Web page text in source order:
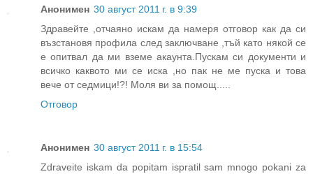
Анонимен 30 август 2011 г. в 9:39
Здравейте ,отчаяно искам да намеря отговор как да си
възстановя профила след заключване ,тъй като някой се
е опитвал да ми вземе акаунта.Пускам си документи и
всичко каквото ми се иска ,но пак не ме пуска и това
вече от седмици!?! Моля ви за помощ.....
Отговор
Анонимен 30 август 2011 г. в 15:54
Zdraveite iskam da popitam ispratil sam mnogo pokani za